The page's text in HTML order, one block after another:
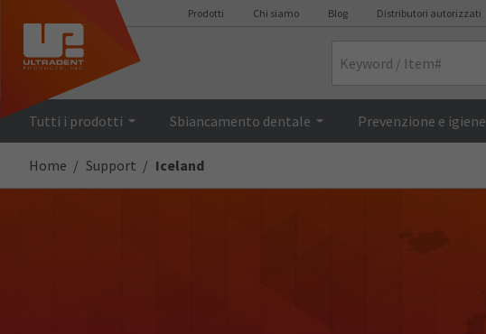
Prodotti Chi siamo Blog Distributori autorizzati
Tutti i prodotti Sbiancamento dentale Prevenzione e igiene
Home Support Iceland